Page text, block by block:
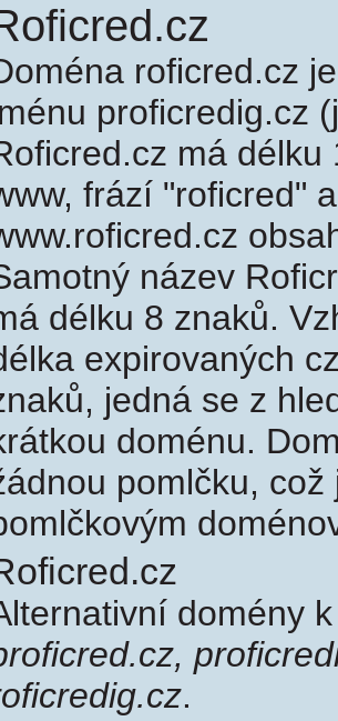
roficred.cz
proficredig.cz
má
frází "roficred"
název
délku 8 znaků.
expirovaných
jedná se z
doménu.
pomlčku,
domény
.